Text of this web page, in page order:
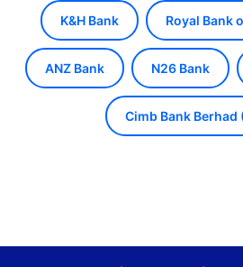
K&H Bank Royal Bank
ANZ Bank N26 Bank
Cimb Bank Berhad